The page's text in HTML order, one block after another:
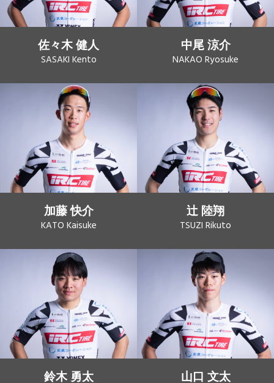
佐々木 健人
SASAKI Kento
中尾 涼介
NAKAO Ryosuke
加藤 快介
KATO Kaisuke
辻 陸翔
TSUZI Rikuto
鈴木 勇太 山口 文太